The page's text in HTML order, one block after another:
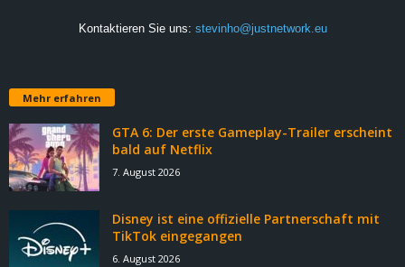
Kontaktieren Sie uns: stevinho@justnetwork.eu
Mehr erfahren
GTA 6: Der erste Gameplay-Trailer erscheint
bald auf Netflix
7. August 2026
Disney ist eine offizielle Partnerschaft mit
TikTok eingegangen
6. August 2026